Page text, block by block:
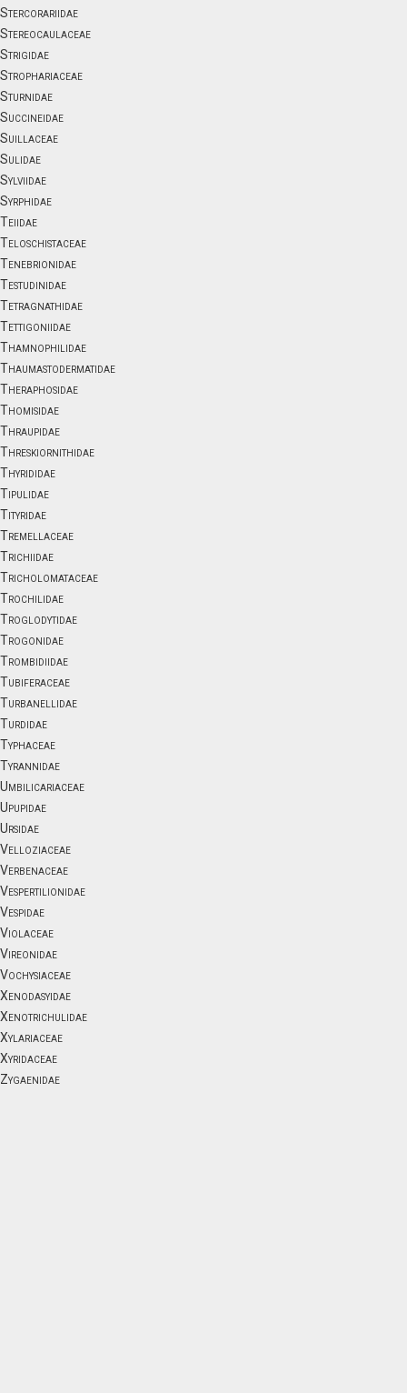
Stercorariidae
Stereocaulaceae
Strigidae
Strophariaceae
Sturnidae
Succineidae
Suillaceae
Sulidae
Sylviidae
Syrphidae
Teiidae
Teloschistaceae
Tenebrionidae
Testudinidae
Tetragnathidae
Tettigoniidae
Thamnophilidae
Thaumastodermatidae
Theraphosidae
Thomisidae
Thraupidae
Threskiornithidae
Thyrididae
Tipulidae
Tityridae
Tremellaceae
Trichiidae
Tricholomataceae
Trochilidae
Troglodytidae
Trogonidae
Trombidiidae
Tubiferaceae
Turbanellidae
Turdidae
Typhaceae
Tyrannidae
Umbilicariaceae
Upupidae
Ursidae
Velloziaceae
Verbenaceae
Vespertilionidae
Vespidae
Violaceae
Vireonidae
Vochysiaceae
Xenodasyidae
Xenotrichulidae
Xylariaceae
Xyridaceae
Zygaenidae